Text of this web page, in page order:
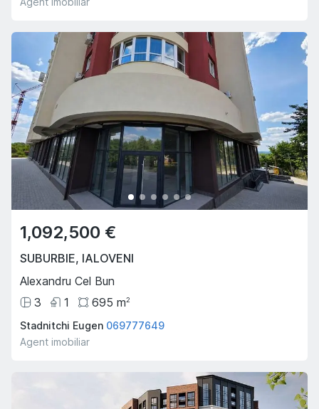
1,092,500 €
SUBURBIE, IALOVENI
Alexandru Cel Bun
3
1 695 m2
Stadnitchi Eugen 069777649
Agent imobiliar